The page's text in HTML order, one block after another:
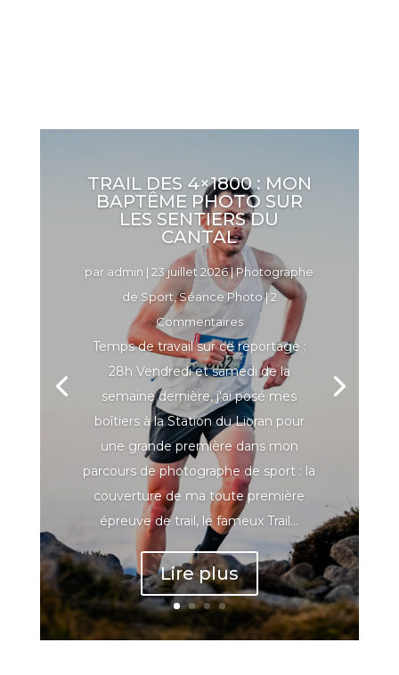
TRAIL DES 4×1800 : MON
BAPTÊME PHOTO SUR
LES SENTIERS DU
CANTAL
par admin |23 juillet 2026|Photographe
de Sport ,Séance Photo| 2
Commentaires
Temps de travail sur ce reportage :
28h Vendredi et samedi de la
semaine dernière, j'ai posé mes
boîtiers à la Station du Lioran pour
une grande première dans mon
parcours de photographe de sport : la
couverture de ma toute première
épreuve de trail, le fameux Trail...
Lire plus